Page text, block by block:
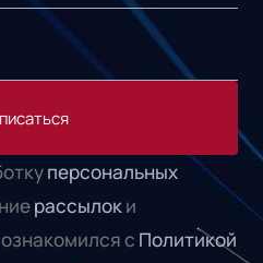
персональных
рассылоки
с Политикой